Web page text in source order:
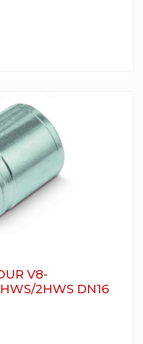
V8-
2HWS DN16